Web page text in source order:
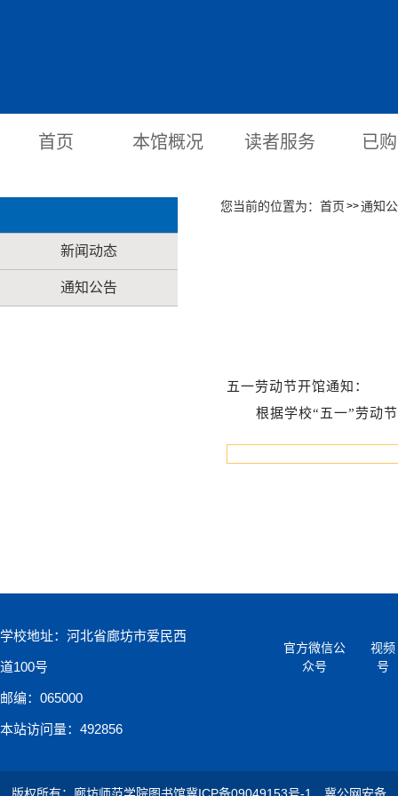
首页 本馆概况 读者服务 已
新闻动态
通知公告
您当前的位置为： 首页 >>通知
五一劳动节开馆通知：
根据学校“五一”劳动
学校地址：河北省廊坊市爱民西
道100号
邮编：065000
本站访问量：492856
官方微信公
众号
视频
号